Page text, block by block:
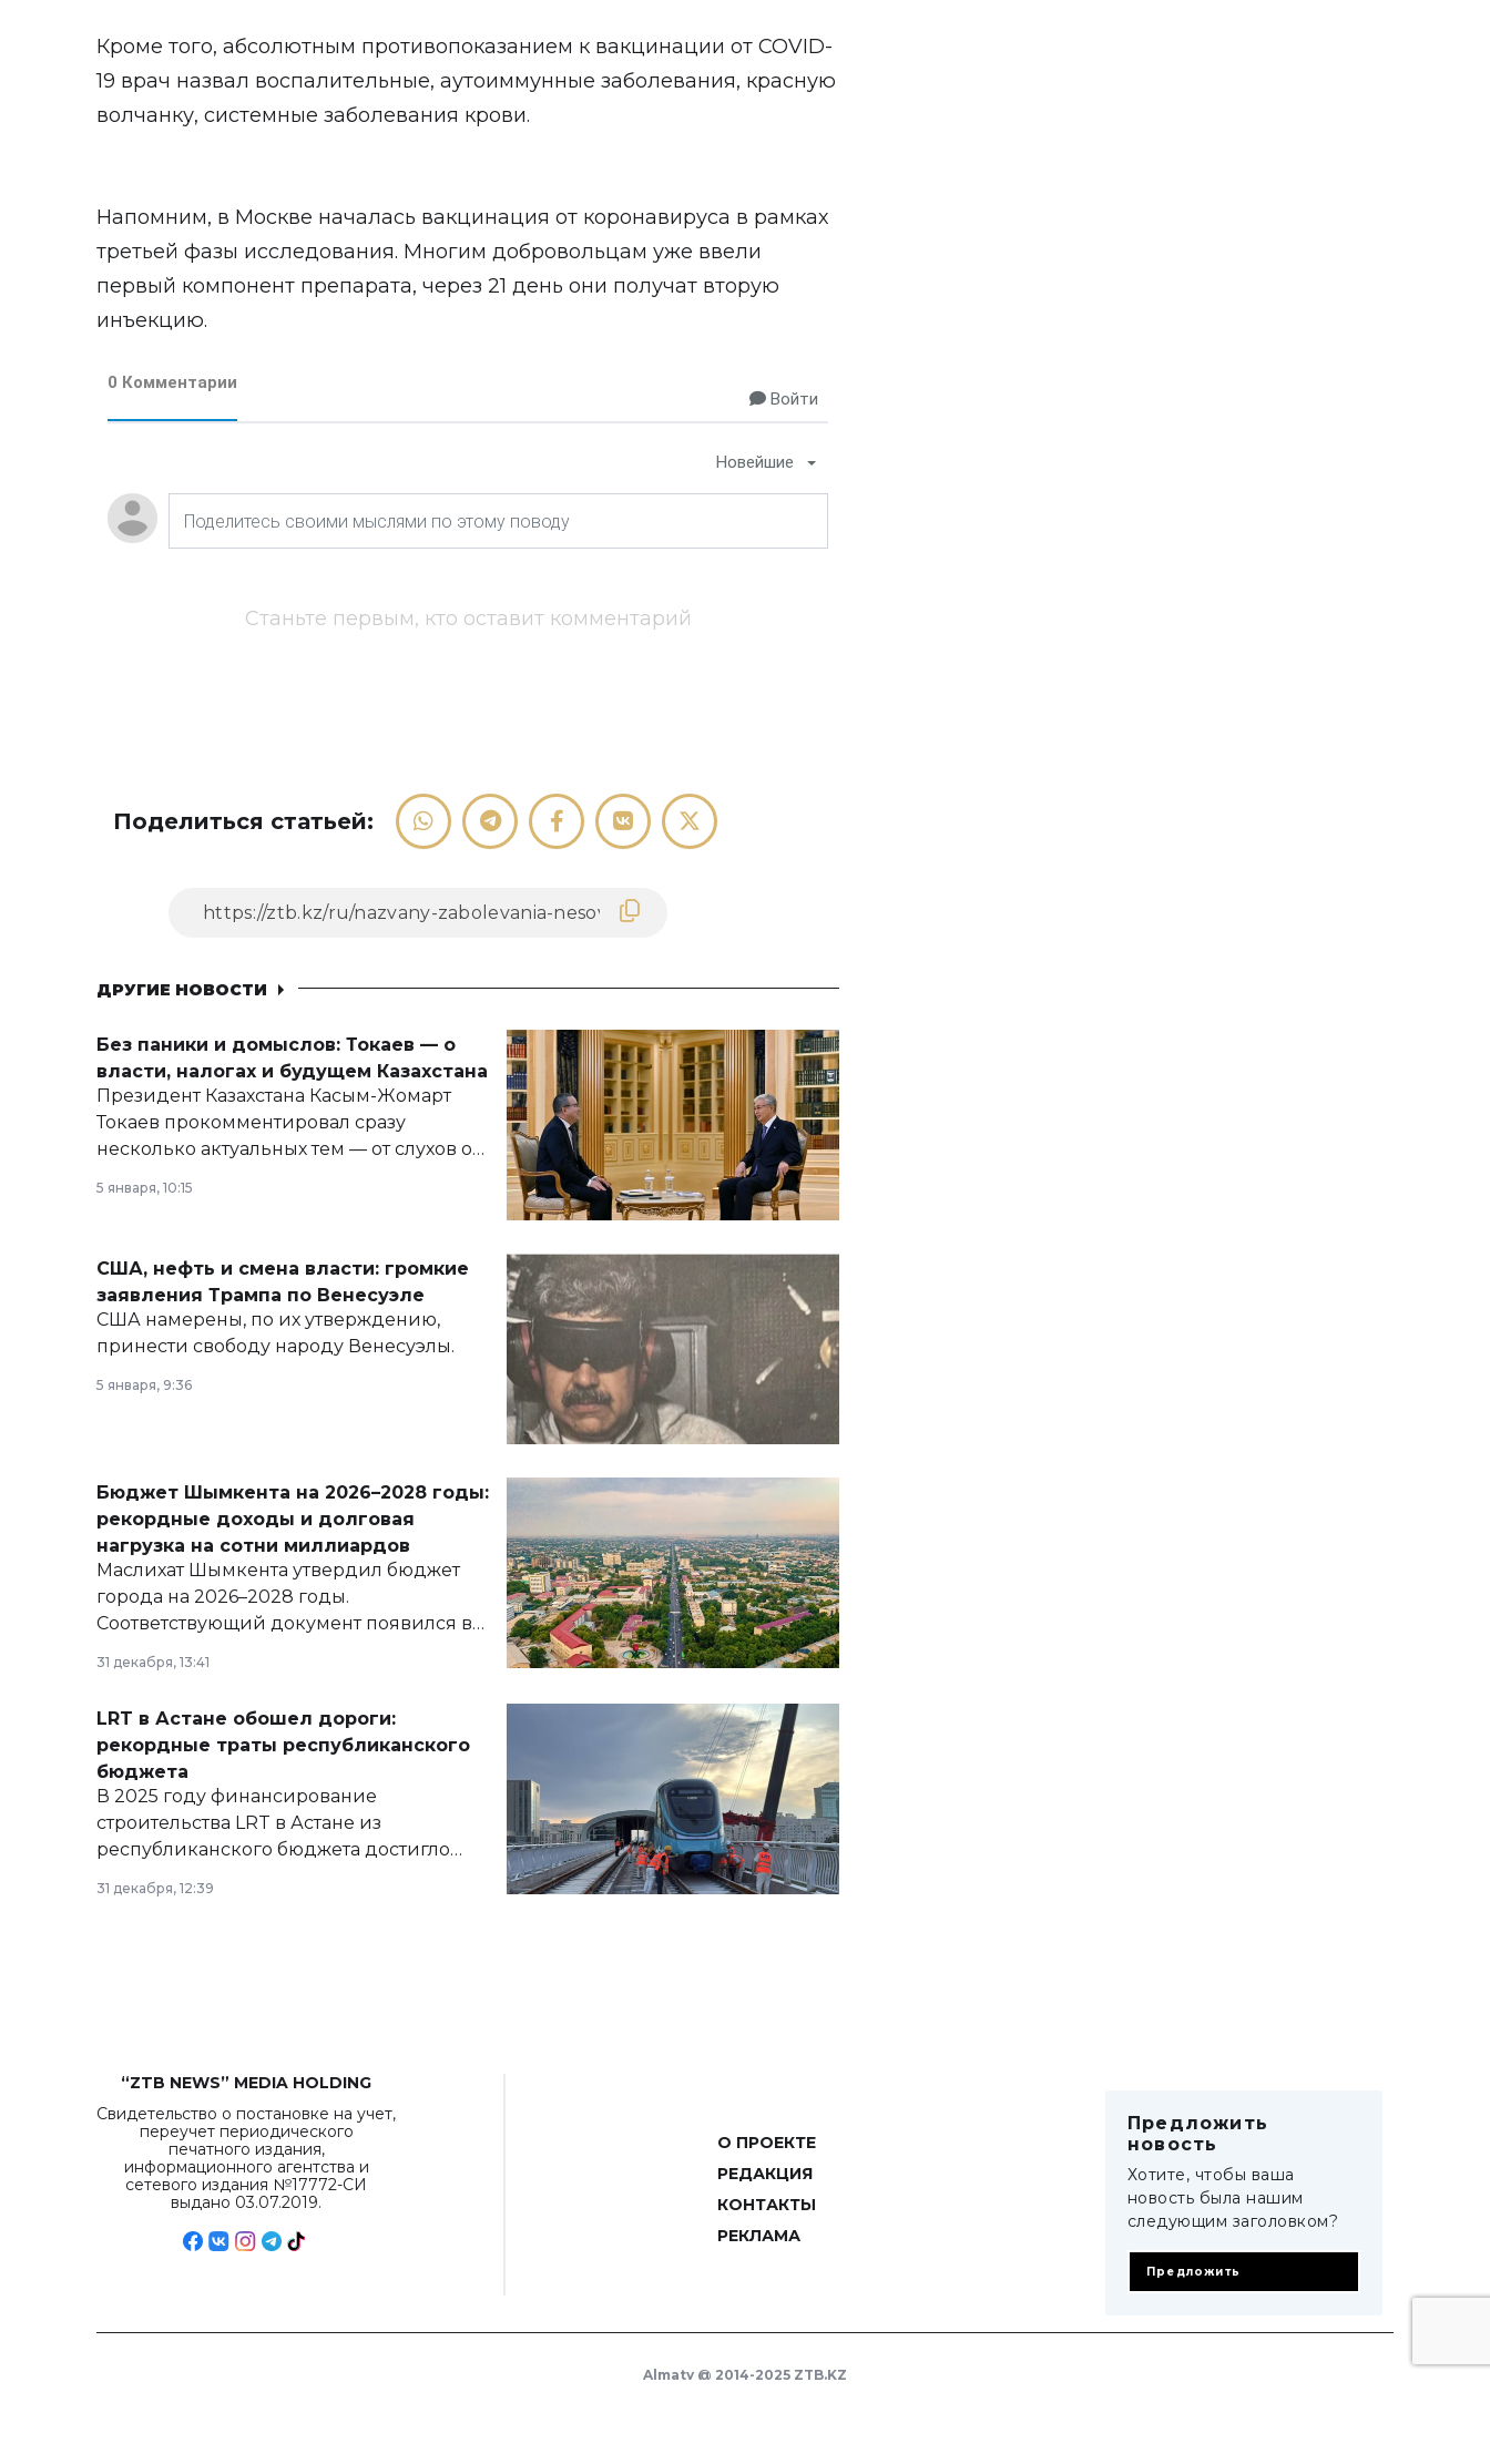
Кроме того, абсолютным противопоказанием к вакцинации от COVID-
19 врач назвал воспалительные, аутоиммунные заболевания, красную
волчанку, системные заболевания крови.
Напомним, в Москве началась вакцинация от коронавируса в рамках
третьей фазы исследования. Многим добровольцам уже ввели
первый компонент препарата, через 21 день они получат вторую
инъекцию.
0 Комментарии
Войти
Новейшие
Станьте первым, кто оставит комментарий
Поделиться статьей:
ДРУГИЕ НОВОСТИ
Без паники и домыслов: Токаев — о
власти, налогах и будущем Казахстана
Президент Казахстана Касым-Жомарт
Токаев прокомментировал сразу
несколько актуальных тем — от слухов о
армии, экономики и личного здоровья.
5 января, 10:15
США, нефть и смена власти: громкие
заявления Трампа по Венесуэле
США намерены, по их утверждению,
принести свободу народу Венесуэлы.
5 января, 9:36
Бюджет Шымкента на 2026–2028 годы:
рекордные доходы и долговая
нагрузка на сотни миллиардов
Маслихат Шымкента утвердил бюджет
города на 2026–2028 годы.
Соответствующий документ появился в
базе нормативных правовых актов и на
сайте маслихат города.
31 декабря, 13:41
LRT в Астане обошел дороги:
рекордные траты республиканского
бюджета
В 2025 году финансирование
строительства LRT в Астане из
республиканского бюджета достигло
рекордных объемов.
31 декабря, 12:39
“ZTB NEWS” MEDIA HOLDING
Свидетельство о постановке на учет,
переучет периодического
печатного издания,
информационного агентства и
сетевого издания №17772-СИ
выдано 03.07.2019.
О ПРОЕКТЕ
РЕДАКЦИЯ
КОНТАКТЫ
РЕКЛАМА
Предложить
новость
Хотите, чтобы ваша
новость была нашим
следующим заголовком?
Предложить
Almaty @ 2014-2025 ZTB.KZ